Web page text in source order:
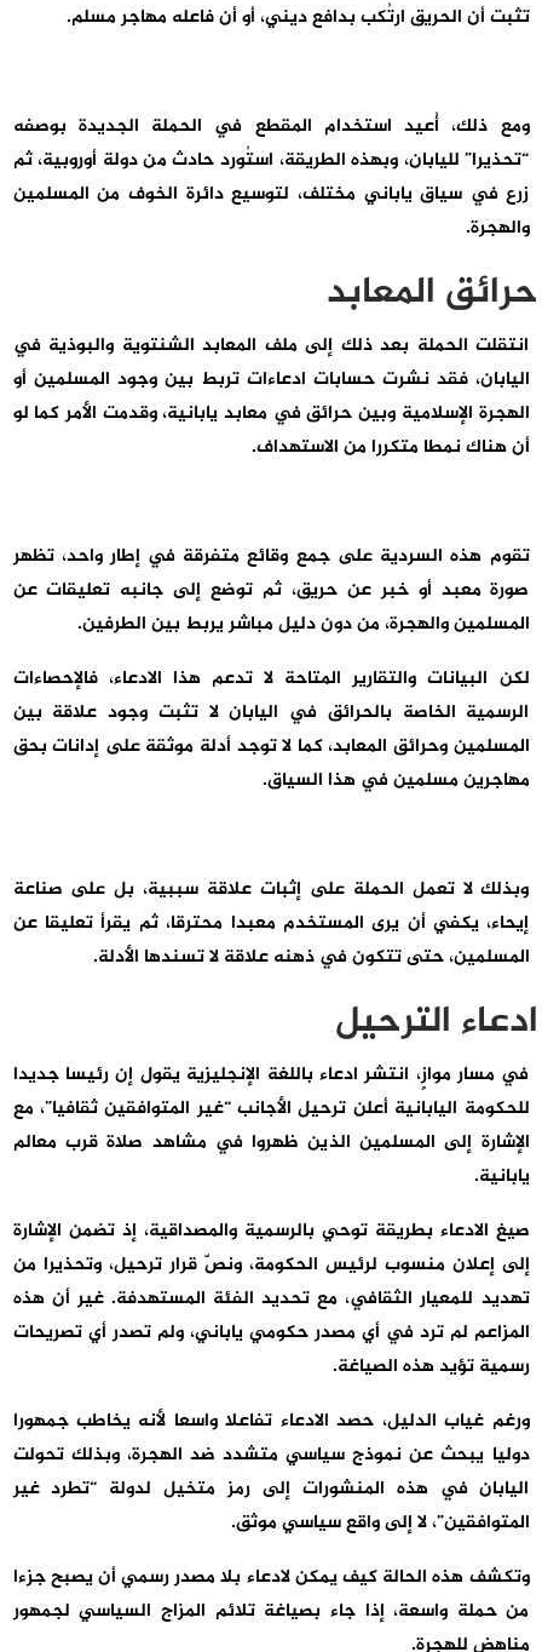
تثبت أن الحريق ارتُكب بدافع ديني، أو أن فاعله مهاجر مسلم.
ومع ذلك، أُعيد استخدام المقطع في الحملة الجديدة بوصفه
“تحذيرا” لليابان، وبهذه الطريقة، استُورد حادث من دولة أوروبية، ثم
زرع في سياق ياباني مختلف، لتوسيع دائرة الخوف من المسلمين
والهجرة.
حرائق المعابد
انتقلت الحملة بعد ذلك إلى ملف المعابد الشنتوية والبوذية في
اليابان، فقد نشرت حسابات ادعاءات تربط بين وجود المسلمين أو
الهجرة الإسلامية وبين حرائق في معابد يابانية، وقدمت الأمر كما لو
أن هناك نمطا متكررا من الاستهداف.
تقوم هذه السردية على جمع وقائع متفرقة في إطار واحد، تظهر
صورة معبد أو خبر عن حريق، ثم توضع إلى جانبه تعليقات عن
المسلمين والهجرة، من دون دليل مباشر يربط بين الطرفين.
لكن البيانات والتقارير المتاحة لا تدعم هذا الادعاء، فالإحصاءات
الرسمية الخاصة بالحرائق في اليابان لا تثبت وجود علاقة بين
المسلمين وحرائق المعابد، كما لا توجد أدلة موثقة على إدانات بحق
مهاجرين مسلمين في هذا السياق.
وبذلك لا تعمل الحملة على إثبات علاقة سببية، بل على صناعة
إيحاء، يكفي أن يرى المستخدم معبدا محترقا، ثم يقرأ تعليقا عن
المسلمين، حتى تتكون في ذهنه علاقة لا تسندها الأدلة.
ادعاء الترحيل
في مسار موازٍ، انتشر ادعاء باللغة الإنجليزية يقول إن رئيسا جديدا
للحكومة اليابانية أعلن ترحيل الأجانب “غير المتوافقين ثقافيا”، مع
الإشارة إلى المسلمين الذين ظهروا في مشاهد صلاة قرب معالم
يابانية.
صيغ الادعاء بطريقة توحي بالرسمية والمصداقية، إذ تضمن الإشارة
إلى إعلان منسوب لرئيس الحكومة، ونصّ قرار ترحيل، وتحذيرا من
تهديد للمعيار الثقافي، مع تحديد الفئة المستهدفة. غير أن هذه
المزاعم لم ترد في أي مصدر حكومي ياباني، ولم تصدر أي تصريحات
رسمية تؤيد هذه الصياغة.
ورغم غياب الدليل، حصد الادعاء تفاعلا واسعا لأنه يخاطب جمهورا
دوليا يبحث عن نموذج سياسي متشدد ضد الهجرة، وبذلك تحولت
اليابان في هذه المنشورات إلى رمز متخيل لدولة “تطرد غير
المتوافقين”، لا إلى واقع سياسي موثق.
وتكشف هذه الحالة كيف يمكن لادعاء بلا مصدر رسمي أن يصبح جزءا
من حملة واسعة، إذا جاء بصياغة تلائم المزاج السياسي لجمهور
مناهض للهجرة.